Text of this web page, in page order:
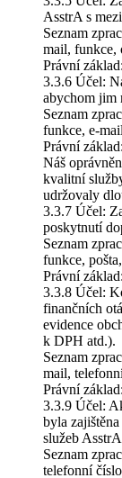
AsstrA s
Seznam
mail, funkce,
Právní
3.3.6 Účel:
abychom jim
Seznam
funkce, e-
Právní
Náš
kvalitní
udržovaly
3.3.7 Účel:
poskytnutí
Seznam
funkce,
Právní
3.3.8 Účel:
finančních
evidence
k DPH atd.).
Seznam
mail,
Právní
3.3.9 Účel:
byla
služeb
Seznam
telefonní